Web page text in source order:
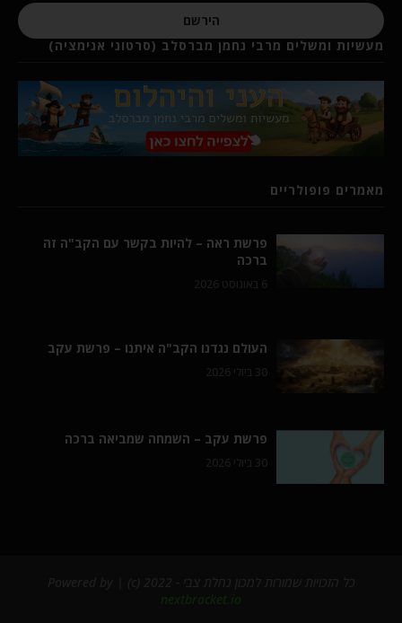
הירשם
מעשיות ומשלים מרבי נחמן מברסלב (סרטוני אנימציה)
מאמרים פופולריים
פרשת ראה – להיות בקשר עם הקב"ה זה
ברכה
6 באוגוסט 2026
העולם נגדנו הקב"ה איתנו – פרשת עקב
30 ביולי 2026
פרשת עקב – השמחה שמביאה ברכה
30 ביולי 2026
nextbracket.io